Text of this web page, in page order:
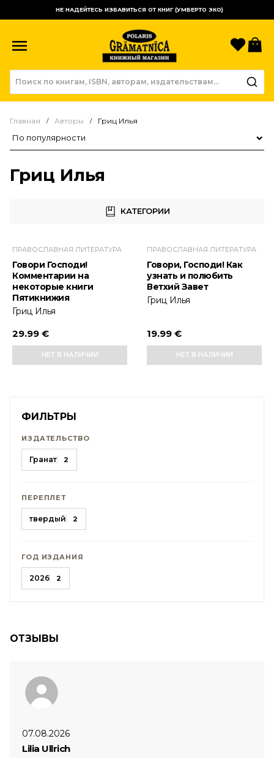
НЕ НАДЕЙТЕСЬ ИЗБАВИТЬСЯ ОТ КНИГ (УМБЕРТО ЭКО)
Главная Авторы Гриц Илья
Гриц Илья
КАТЕГОРИИ
ФИЛЬТРЫ
ИЗДАТЕЛЬСТВО
Гранат 2
ПЕРЕПЛЕТ
твердый 2
ГОД ИЗДАНИЯ
2026 2
ОТЗЫВЫ
07.08.2026
Lilia Ullrich
ПРАВОСЛАВНАЯ ЛИТЕРАТУРА
Говори Господи!
Комментарии на
некоторые книги
Пятикнижия
Гриц Илья
29.99 €
НЕТ В НАЛИЧИИ
ПРАВОСЛАВНАЯ ЛИТЕРАТУРА
Говори, Господи! Как
узнать и полюбить
Ветхий Завет
Гриц Илья
19.99 €
НЕТ В НАЛИЧИИ